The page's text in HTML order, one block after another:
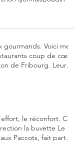
gourmands. Voici mes
coup de cœur
de Fribourg. Leurs
le réconfort. Ce
la buvette Le
Paccots, fait partie